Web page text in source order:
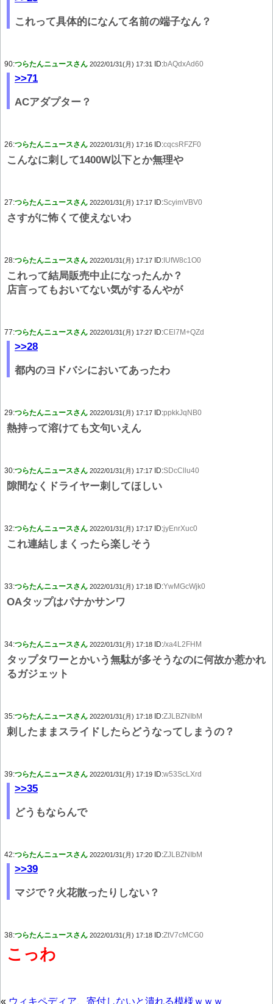
これって具体的になんて名前の端子なん？
90:つらたんニュースさん 2022/01/31(月) 17:31 ID:bAQdxAd60
>>71
ACアダプター？
26:つらたんニュースさん 2022/01/31(月) 17:16 ID:cqcsRFZF0
こんなに刺して1400W以下とか無理や
27:つらたんニュースさん 2022/01/31(月) 17:17 ID:ScyimVBV0
さすがに怖くて使えないわ
28:つらたんニュースさん 2022/01/31(月) 17:17 ID: IUfW8c1O0
これって結局販売中止になったんか？
店言ってもおいてない気がするんやが
77:つらたんニュースさん 2022/01/31(月) 17:27 ID:CEl7M+QZd
>>28
都内のヨドバシにおいてあったわ
29:つらたんニュースさん 2022/01/31(月) 17:17 ID:ppkkJqNB0
熱持って溶けても文句いえん
30:つらたんニュースさん 2022/01/31(月) 17:17 ID:SDcCllu40
隙間なくドライヤー刺してほしい
32:つらたんニュースさん 2022/01/31(月) 17:17 ID:jyEnrXuc0
これ連結しまくったら楽しそう
33:つらたんニュースさん 2022/01/31(月) 17:18 ID:YwMGcWjk0
OAタップはパナかサンワ
34:つらたんニュースさん 2022/01/31(月) 17:18 ID:/xa4L2FHM
タップタワーとかいう無駄が多そうなのに何故か惹かれ
るガジェット
35:つらたんニュースさん 2022/01/31(月) 17:18 ID:ZJLBZNIbM
刺したままスライドしたらどうなってしまうの？
39:つらたんニュースさん 2022/01/31(月) 17:19 ID:w53ScLXrd
>>35
どうもならんで
42:つらたんニュースさん 2022/01/31(月) 17:20 ID:ZJLBZNIbM
>>39
マジで？火花散ったりしない？
38:つらたんニュースさん 2022/01/31(月) 17:18 ID:ZtV7cMCG0
こっわ
« ウィキペディア、寄付しないと潰れる模様ｗｗｗ